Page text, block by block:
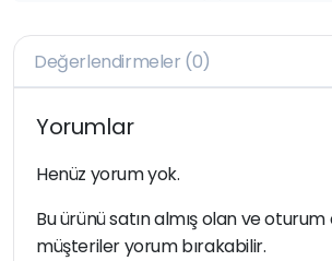
Değerlendirmeler (0)
Yorumlar
Henüz yorum yok.
Bu ürünü satın almış olan ve oturum
müşteriler yorum bırakabilir.